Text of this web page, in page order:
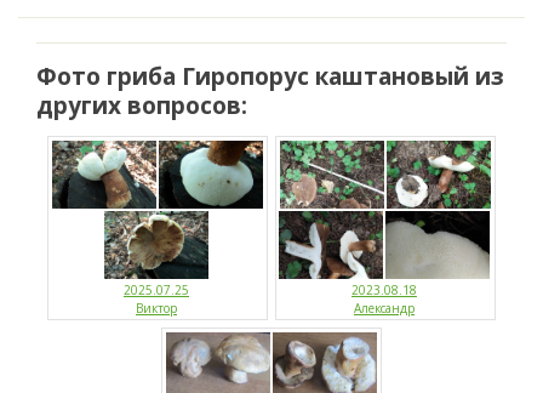
Фото гриба Гиропорус каштановый из
других вопросов:
2025.07.25
Виктор
2023.08.18
Александр